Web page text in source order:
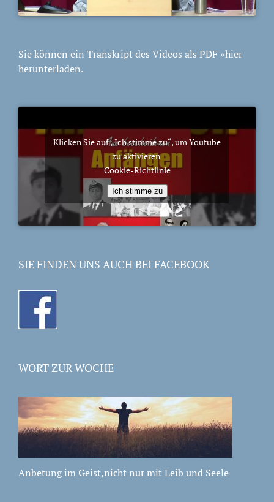
Sie können ein Transkript des Videos als PDF »hier
herunterladen.
Klicken Sie auf „Ich stimme zu“, um Youtube
zu aktivieren
Cookie-Richtlinie
Ich stimme zu
SIE FINDEN UNS AUCH BEI FACEBOOK
WORT ZUR WOCHE
Anbetung im Geist,nicht nur mit Leib und Seele